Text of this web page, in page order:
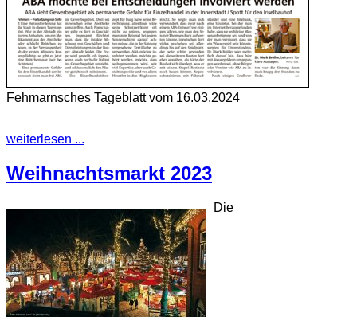
Fehmarnsches Tageblatt vom 16.03.2024
weiterlesen ...
Weihnachtsmarkt 2023
Die